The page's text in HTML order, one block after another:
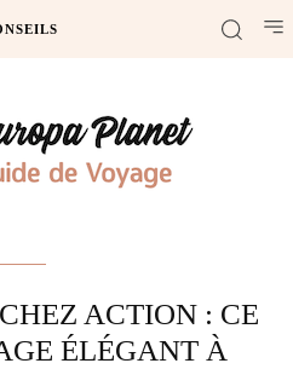
ACTION : CE
ÉLÉGANT À